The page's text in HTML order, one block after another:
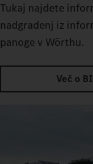
Tukaj najdete
nadgradenj iz
panoge v Wörthu.
Več o